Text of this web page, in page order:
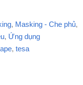
, Masking - Che phủ,
, Ứng dụng
, tesa